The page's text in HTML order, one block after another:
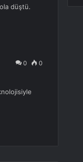
düştü.
0 0